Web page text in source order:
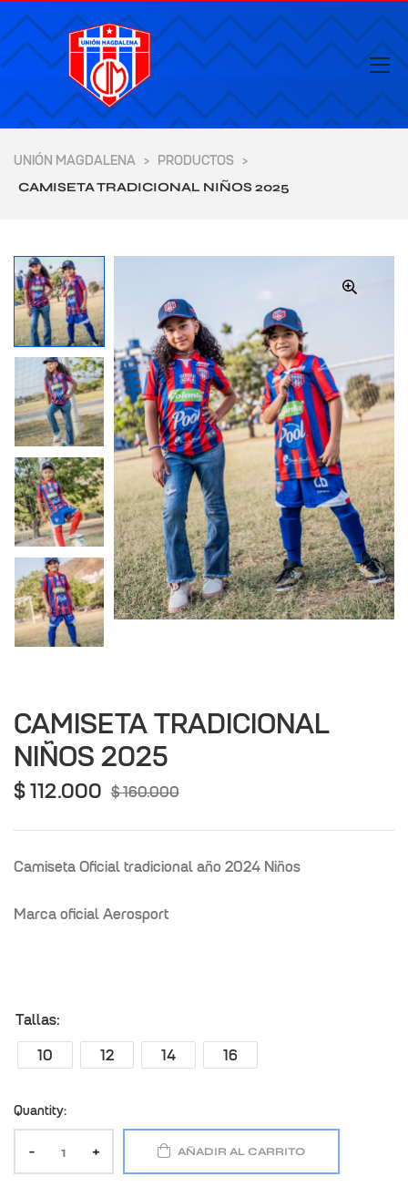
UNIÓN MAGDALENA > PRODUCTOS >
CAMISETA TRADICIONAL NIÑOS 2025
CAMISETA TRADICIONAL
NIÑOS 2025
$160.000
$112.000
Camiseta Oficial tradicional año 2024 Niños
Marca oficial Aerosport
Tallas
10
12 14 16
Quantity:
- + AÑADIR AL CARRITO
de
de